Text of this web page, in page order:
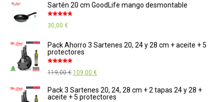
Sartén 20 cm GoodLife mango desmontable
con4.67de
30,00 €
Pack Ahorro 3 Sartenes 20, 24 y 28 cm + aceite + 5
protectores
con4.88de
119,00€ El
original
109,00 €El
actual
Pack 3 Sartenes 20, 24, 28 cm + 2 tapas 24 y 28 +
aceite + 5 protectores